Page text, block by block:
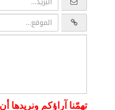
تهمّنا آراؤكم ونريدها